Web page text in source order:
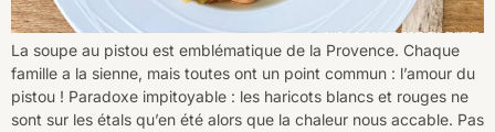
La soupe au pistou est emblématique de la Provence. Chaque
famille a la sienne, mais toutes ont un point commun : l’amour du
pistou ! Paradoxe impitoyable : les haricots blancs et rouges ne
sont sur les étals qu’en été alors que la chaleur nous accable. Pas